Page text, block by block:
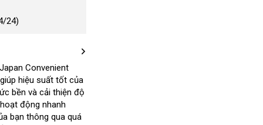
24)
Convenient
hiệu suất tốt đắt
nhất
của
bền và cải thiện độ
động nhanh
bạn thông qua quá